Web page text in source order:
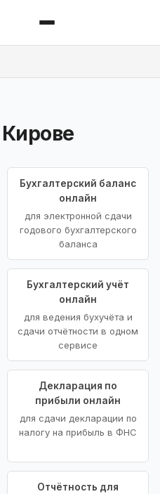
Бухгалтерский баланс
онлайн
для электронной сдачи
годового бухгалтерского
баланса
Бухгалтерский учёт
онлайн
для ведения бухучёта и
сдачи отчётности в одном
сервисе
Декларация по
прибыли онлайн
для сдачи декларации по
налогу на прибыль в ФНС
Отчётность для